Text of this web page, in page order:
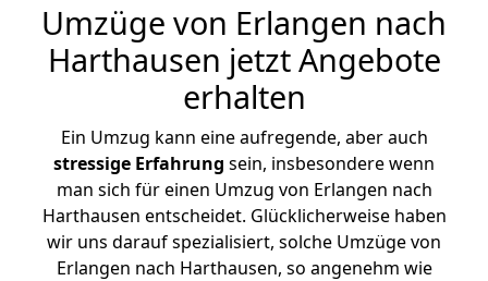
Umzüge von Erlangen nach
Harthausen jetzt Angebote
erhalten
Ein Umzug kann eine aufregende, aber auch
stressige Erfahrung sein, insbesondere wenn
man sich für einen Umzug von Erlangen nach
Harthausen entscheidet. Glücklicherweise haben
wir uns darauf spezialisiert, solche Umzüge von
Erlangen nach Harthausen, so angenehm wie